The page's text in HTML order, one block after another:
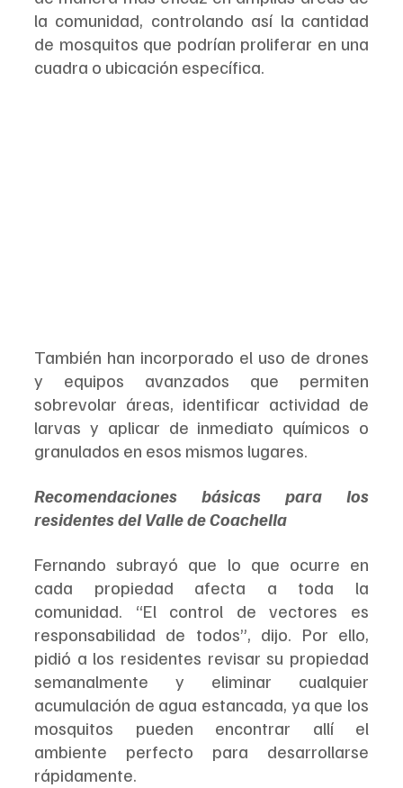
la comunidad, controlando así la cantidad
de mosquitos que podrían proliferar en una
cuadra o ubicación específica.
También han incorporado el uso de drones
y equipos avanzados que permiten
sobrevolar áreas, identificar actividad de
larvas y aplicar de inmediato químicos o
granulados en esos mismos lugares.
Recomendaciones básicas para los
residentes del Valle de Coachella
Fernando subrayó que lo que ocurre en
cada propiedad afecta a toda la
comunidad. “El control de vectores es
responsabilidad de todos”, dijo. Por ello,
pidió a los residentes revisar su propiedad
semanalmente y eliminar cualquier
acumulación de agua estancada, ya que los
mosquitos pueden encontrar allí el
ambiente perfecto para desarrollarse
rápidamente.